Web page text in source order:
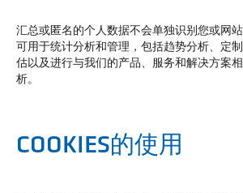
汇总或匿名的个人数据不会单独识别您或网
可用于统计分析和管理，包括趋势分析、定
估以及进行与我们的产品、服务和解决方案
析。
COOKIES的使用